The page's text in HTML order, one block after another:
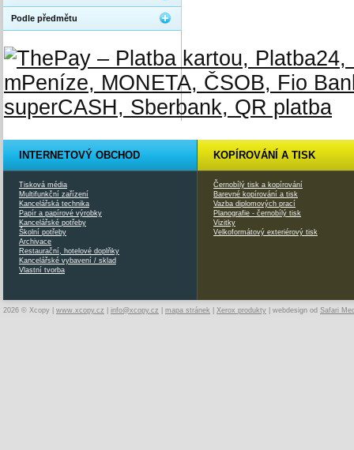
Podle předmětu
INTERNETOVÝ OBCHOD
Tisková média
Multifunkční zařízení
Kancelářská technika
Papír a papírové výrobky
Kancelářské potřeby
Školní potřeby
Archivace
Restaurační, hotelové doplňky
Kancelářské vybavení / sklad
Vlastní tvorba
KOPÍROVÁNÍ A TISK
Černobílý tisk a kopírování
Barevné kopírování a tisk
Vazba diplomových prací
Planografie - černobílý tisk
Vizitky
Velkoformátový exteriérový tisk
2026 © Xcopy | www.xcopy.cz info@xcopy.cz mapa stránek Xerox produkty | webdesign od Safari